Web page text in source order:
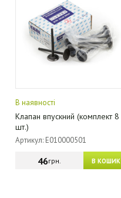
В наявності
Клапан впускний (комплект 8
шт.)
Артикул: E010000501
В КОШИК
46грн.